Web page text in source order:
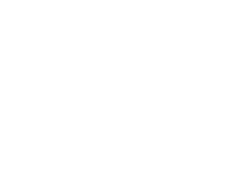
理してください。
の損害や不利益を被ることが
ください。
などやむを得ない場合を除き、本
示・提供いたしません。